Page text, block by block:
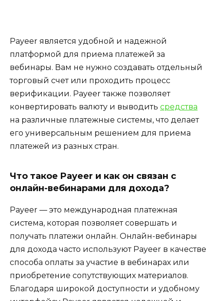
Payeer является удобной и надежной
платформой для приема платежей за
вебинары. Вам не нужно создавать отдельный
торговый счет или проходить процесс
верификации. Payeer также позволяет
конвертировать валюту и выводить средства
на различные платежные системы, что делает
его универсальным решением для приема
платежей из разных стран.
Что такое Payeer и как он связан с
онлайн-вебинарами для дохода?
Payeer — это международная платежная
система, которая позволяет совершать и
получать платежи онлайн. Онлайн-вебинары
для дохода часто используют Payeer в качестве
способа оплаты за участие в вебинарах или
приобретение сопутствующих материалов.
Благодаря широкой доступности и удобному